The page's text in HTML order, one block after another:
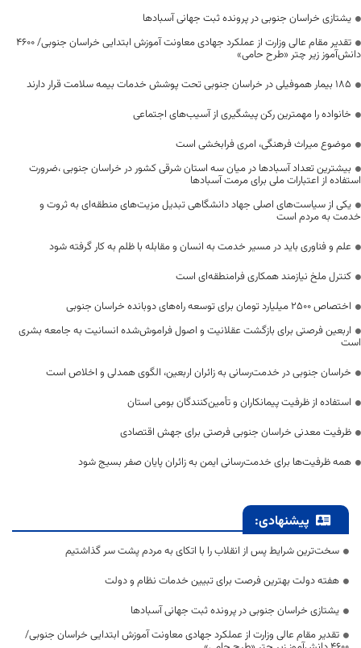
یشتازی خراسان جنوبی در پرونده ثبت جهانی آسبادها
تقدیر مقام عالی وزارت از عملکرد جهادی معاونت آموزش ابتدایی خراسان جنوبی/ ۴۶۰۰
دانش‌آموز زیر چتر «طرح حامی»
۱۸۵ بیمار هموفیلی در خراسان جنوبی تحت پوشش خدمات بیمه سلامت قرار دارند
خانواده را مهمترین رکن پیشگیری از آسیب‌های اجتماعی
موضوع میراث فرهنگی، امری فرابخشی است
بیشترین تعداد آسبادها در میان سه استان شرقی کشور در خراسان جنوبی ،ضرورت
استفاده از اعتبارات ملی برای مرمت آسبادها
یکی از سیاست‌های اصلی جهاد دانشگاهی تبدیل مزیت‌های منطقه‌ای به ثروت و
خدمت به مردم است
علم و فناوری باید در مسیر خدمت به انسان و مقابله با ظلم به کار گرفته شود
کنترل ملخ نیازمند همکاری فرامنطقه‌ای است
اختصاص 2500 میلیارد تومان برای توسعه راه‌های دوبانده خراسان جنوبی
اربعین فرصتی برای بازگشت عقلانیت و اصول فراموش‌شده انسانیت به جامعه بشری
است
خراسان جنوبی در خدمت‌رسانی به زائران اربعین، الگوی همدلی و اخلاص است
استفاده از ظرفیت پیمانکاران و تأمین‌کنندگان بومی استان
ظرفیت معدنی خراسان جنوبی فرصتی برای جهش اقتصادی
همه ظرفیت‌ها برای خدمت‌رسانی ایمن به زائران پایان صفر بسیج شود
پیشنهادی:
سخت‌ترین شرایط پس از انقلاب را با اتکای به مردم پشت سر گذاشتیم
هفته دولت بهترین فرصت برای تبیین خدمات نظام و دولت
یشتازی خراسان جنوبی در پرونده ثبت جهانی آسبادها
تقدیر مقام عالی وزارت از عملکرد جهادی معاونت آموزش ابتدایی خراسان جنوبی/